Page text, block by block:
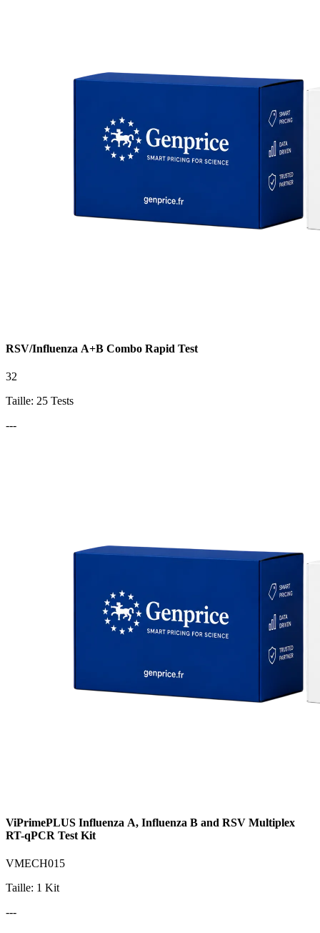
RSV/Influenza A+B Combo Rapid Test
32
Taille: 25 Tests
---
ViPrimePLUS Influenza A, Influenza B and RSV Multiplex
RT-qPCR Test Kit
VMECH015
Taille: 1 Kit
---